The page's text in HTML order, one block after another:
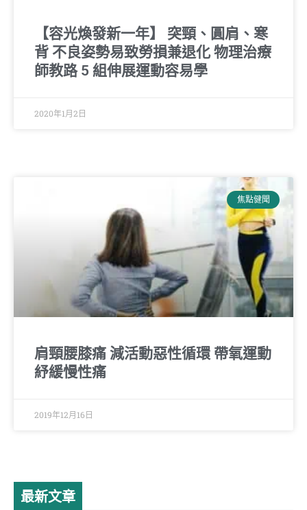
【容光煥發新一年】 突頸、圓肩、寒
背 不良姿勢易致勞損兼退化 物理治療
師教路 5 組伸展運動容易學
2020年1月2日
焦點健聞
肩頸腰膝痛 減活動惡性循環 帶氧運動
紓緩慢性痛
2019年12月16日
最新文章